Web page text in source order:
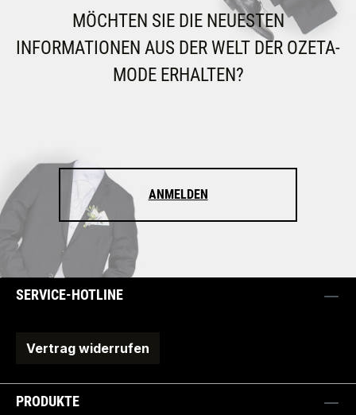
MÖCHTEN SIE DIE NEUESTEN
INFORMATIONEN AUS DER WELT DER OZETA-
MODE ERHALTEN?
ANMELDEN
SERVICE-HOTLINE
Vertrag widerrufen
PRODUKTE